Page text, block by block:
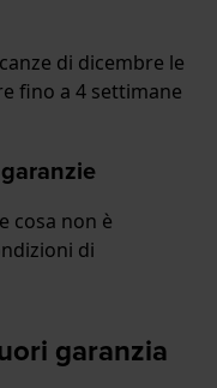
di dicembre le
fino a 4 settimane
cosa non è
di
garanzia